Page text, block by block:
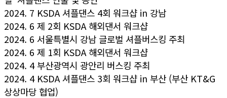
2024. 7 KSDA 셔플댄스 4회 워크샵 in 강남
2024. 6 제 2회 KSDA 해외댄서 워크샵
2024. 6 서울특별시 강남 글로벌 셔플버스킹 주최
2024. 6 제 1회 KSDA 해외댄서 워크샵
2024. 4 부산광역시 광안리 버스킹 주최
2024. 4 KSDA 셔플댄스 3회 워크샵 in 부산 (부산 KT&G
상상마당 협업)